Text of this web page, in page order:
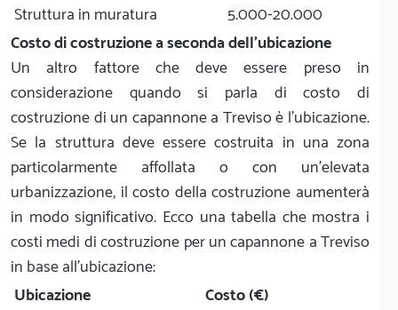
Struttura in muratura
5.000-20.000
Costo di costruzione a seconda dell'ubicazione
Un altro fattore che deve essere preso in
considerazione quando si parla di costo di
costruzione di un capannone a Treviso è l'ubicazione.
Se la struttura deve essere costruita in una zona
particolarmente affollata o con un'elevata
urbanizzazione, il costo della costruzione aumenterà
in modo significativo. Ecco una tabella che mostra i
costi medi di costruzione per un capannone a Treviso
in base all'ubicazione:
Ubicazione
Costo (€)